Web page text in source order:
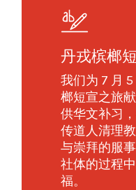
丹戎槟榔
我们为 7 月
榔短宣之旅
供华文补习
传道人清理
与崇拜的服
社体的过程
福。